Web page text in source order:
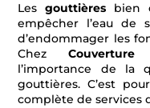
Lesgouttières bien
empêcher l’eau de
d’endommager les
Chez Couverture
l’importance de la
gouttières. C’est
complète de services